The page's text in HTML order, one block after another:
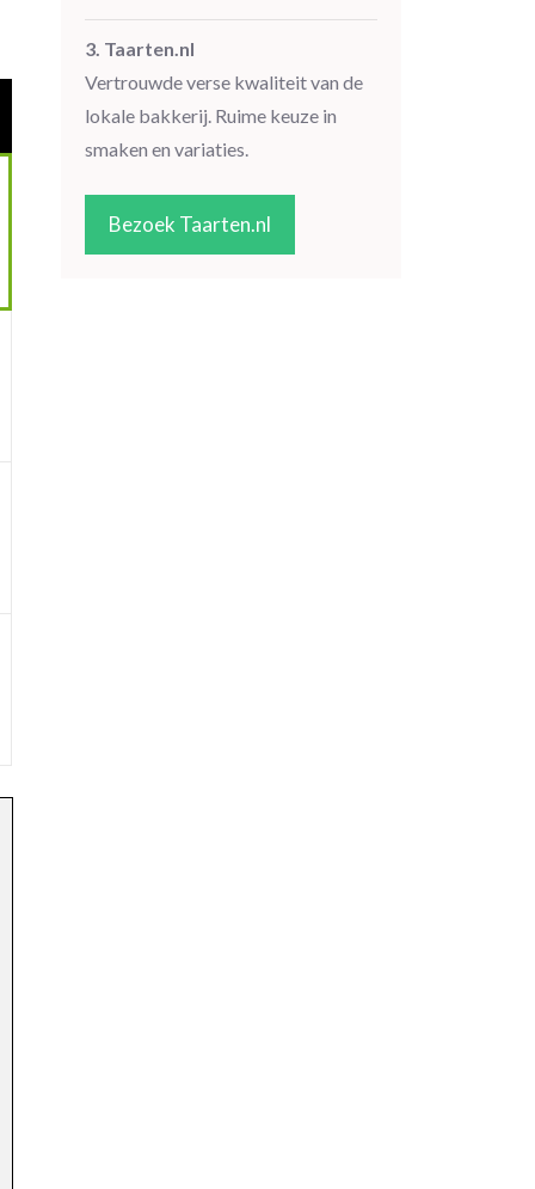
3. Taarten.nl
Vertrouwde verse kwaliteit van de
lokale bakkerij. Ruime keuze in
smaken en variaties.
Bezoek Taarten.nl